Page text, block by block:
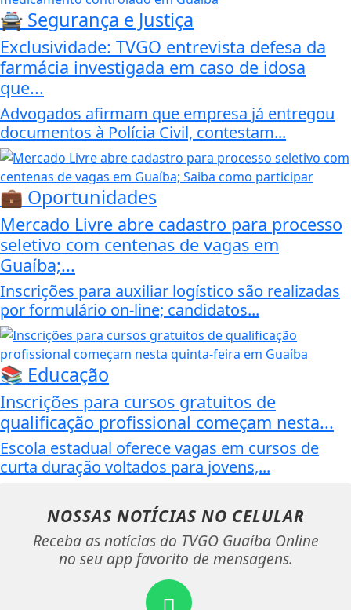
🚔 Segurança e Justiça
Exclusividade: TVGO entrevista defesa da
farmácia investigada em caso de idosa
que...
Advogados afirmam que empresa já entregou
documentos à Polícia Civil, contestam...
💼 Oportunidades
Mercado Livre abre cadastro para processo
seletivo com centenas de vagas em
Guaíba;...
Inscrições para auxiliar logístico são realizadas
por formulário on-line; candidatos...
📚 Educação
Inscrições para cursos gratuitos de
qualificação profissional começam nesta...
Escola estadual oferece vagas em cursos de
curta duração voltados para jovens,...
NOSSAS NOTÍCIAS NO CELULAR
Receba as notícias do TVGO Guaíba Online
no seu app favorito de mensagens.